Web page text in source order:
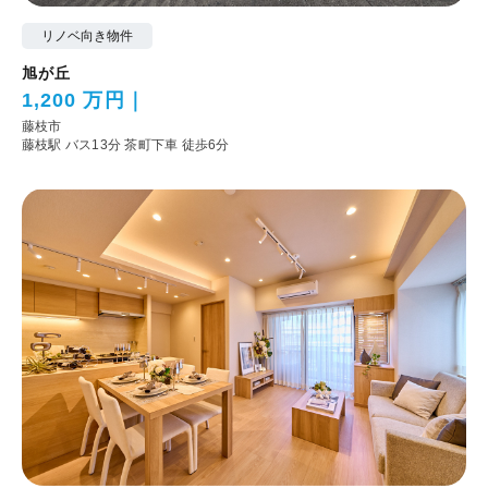
リノベ向き物件
旭が丘
1,200 万円
藤枝市
藤枝駅 バス13分 茶町下車 徒歩6分